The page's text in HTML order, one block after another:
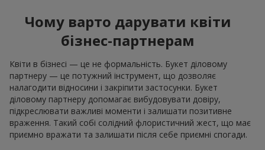
Чому варто дарувати квіти
бізнес-партнерам
Квіти в бізнесі — це не формальність. Букет діловому
партнеру — це потужний інструмент, що дозволяє
налагодити відносини і закріпити застосунки. Букет
діловому партнеру допомагає вибудовувати довіру,
підкреслювати важливі моменти і залишати позитивне
враження. Такий собі солідний флористичний жест, що має
приємно вражати та залишати після себе приємні спогади.